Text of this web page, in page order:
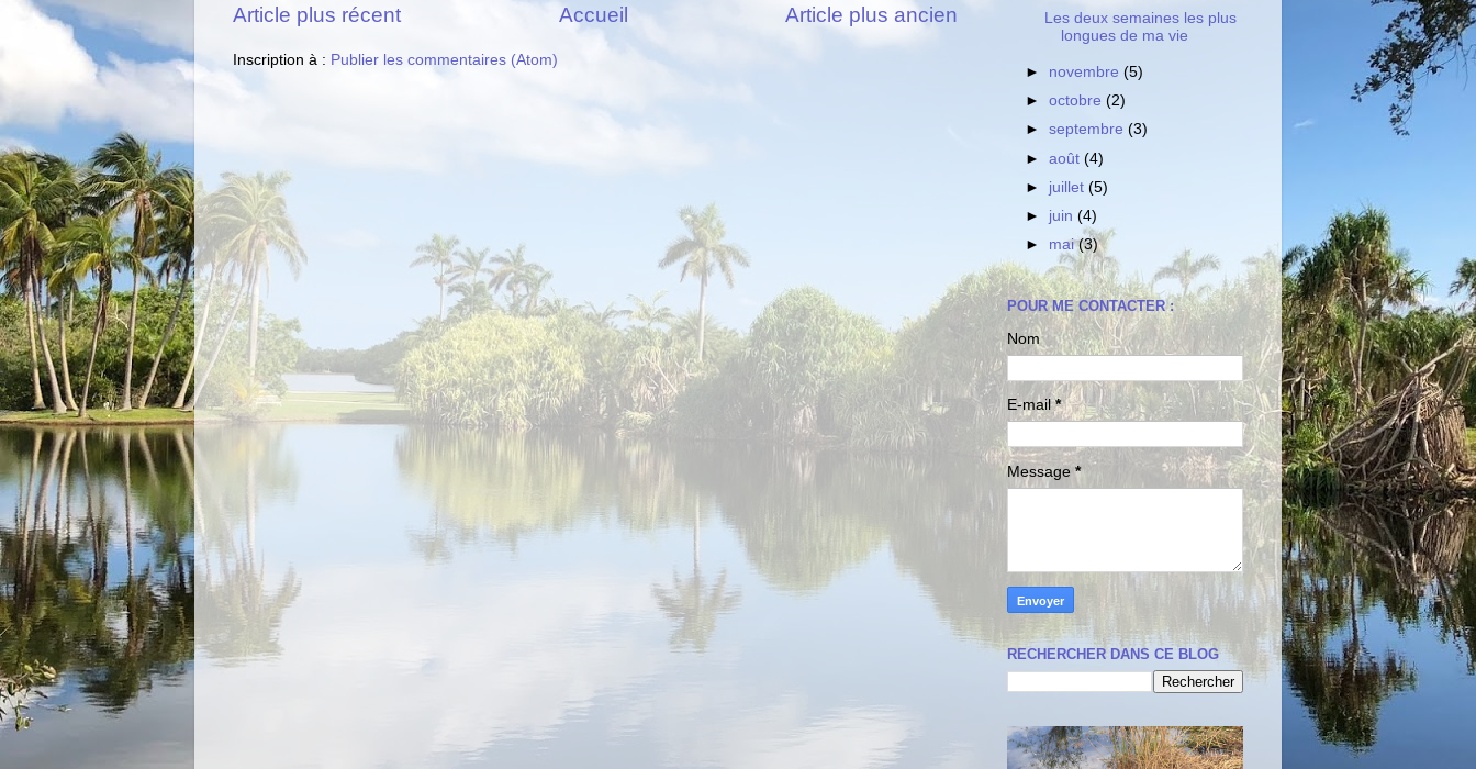
Article plus récent Article plus ancien
Accueil
Inscription à : Publier les commentaires (Atom)
Les deux semaines les plus
longues de ma vie
► novembre(5)
►octobre(2)
►septembre(3)
►août(4)
► juillet(5)
► juin(4)
► mai(3)
POUR ME CONTACTER :
Nom
E-mail*
Message *
RECHERCHER DANS CE BLOG